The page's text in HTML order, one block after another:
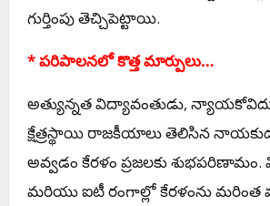
గుర్తింపు తెచ్చిపెట్టాయి.
* పరిపాలనలో కొత్త మార్పులు…
అత్యున్నత విద్యావంతుడు,
క్షేత్రస్థాయి రాజకీయాలు తెలిసిన
అవ్వడం కేరళం ప్రజలకు శుభపరిణామం.
మరియు ఐటీ రంగాల్లో కేరళంను మరింత